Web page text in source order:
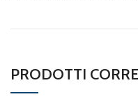
PRODOTTI